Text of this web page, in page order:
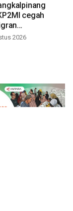
cegah
2026